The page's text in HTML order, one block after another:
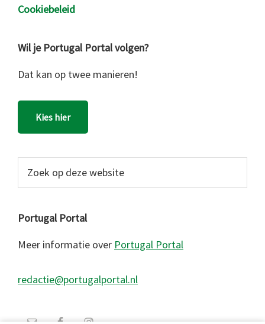
Cookiebeleid
Wil je Portugal Portal volgen?
Dat kan op twee manieren!
Kies hier
website
Portugal Portal
Meer informatie over Portugal Portal
redactie@portugalportal.nl